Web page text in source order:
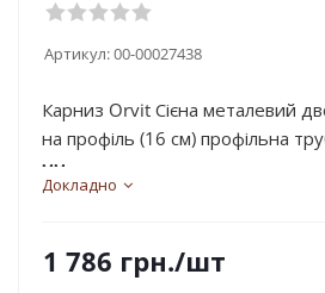
Артикул:00-00027438
Карниз Orvit Сієна металевий
на профіль (16 см) профільна
мм...
Докладно
1 786 грн./шт